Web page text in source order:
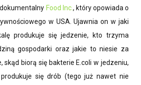
Food Inc., który opowiada o
w USA. Ujawnia on w jaki
produkuje się jedzenie, kto trzyma
gospodarki oraz jakie to niesie za
skąd biorą się bakterie E.coli w jedzeniu,
się drób (tego już nawet nie